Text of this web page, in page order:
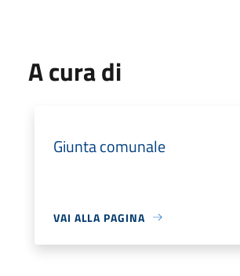
A cura di
Giunta comunale
VAI ALLA PAGINA